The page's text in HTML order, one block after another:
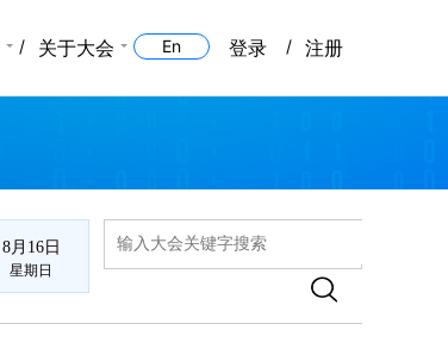
关于大会 En 登录 注册
8月16日
星期日